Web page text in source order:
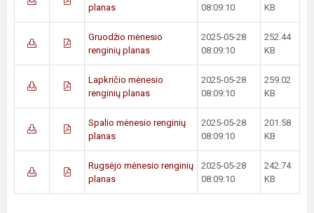
planas
08:09:10
KB
Gruodžio mėnesio
renginių planas
2025-05-28
08:09:10
252.44
KB
Lapkričio mėnesio
renginių planas
2025-05-28
08:09:10
259.02
KB
Spalio mėnesio renginių
planas
2025-05-28
08:09:10
201.58
KB
Rugsėjo mėnesio renginių
planas
2025-05-28
08:09:10
242.74
KB